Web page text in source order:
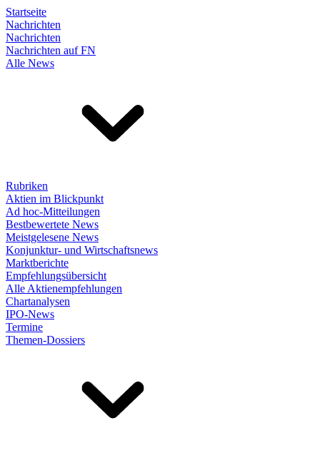
Startseite
Nachrichten
Nachrichten
Nachrichten auf FN
Alle News
Rubriken
Aktien im Blickpunkt
Ad hoc-Mitteilungen
Bestbewertete News
Meistgelesene News
Konjunktur- und Wirtschaftsnews
Marktberichte
Empfehlungsübersicht
Alle Aktienempfehlungen
Chartanalysen
IPO-News
Termine
Themen-Dossiers